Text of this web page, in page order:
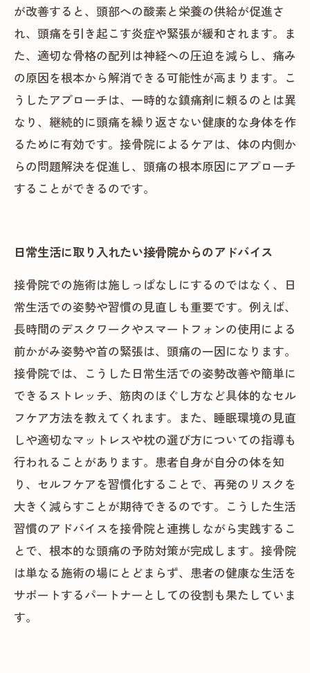
が改善すると、頭部への酸素と栄養の供給が促進さ
れ、頭痛を引き起こす炎症や緊張が緩和されます。ま
た、適切な骨格の配列は神経への圧迫を減らし、痛み
の原因を根本から解消できる可能性が高まります。こ
うしたアプローチは、一時的な鎮痛剤に頼るのとは異
なり、継続的に頭痛を繰り返さない健康的な身体を作
るために有効です。接骨院によるケアは、体の内側か
らの問題解決を促進し、頭痛の根本原因にアプローチ
することができるのです。
日常生活に取り入れたい接骨院からのアドバイス
接骨院での施術は施しっぱなしにするのではなく、日
常生活での姿勢や習慣の見直しも重要です。例えば、
長時間のデスクワークやスマートフォンの使用による
前かがみ姿勢や首の緊張は、頭痛の一因になります。
接骨院では、こうした日常生活での姿勢改善や簡単に
できるストレッチ、筋肉のほぐし方など具体的なセル
フケア方法を教えてくれます。また、睡眠環境の見直
しや適切なマットレスや枕の選び方についての指導も
行われることがあります。患者自身が自分の体を知
り、セルフケアを習慣化することで、再発のリスクを
大きく減らすことが期待できるのです。こうした生活
習慣のアドバイスを接骨院と連携しながら実践するこ
とで、根本的な頭痛の予防対策が完成します。接骨院
は単なる施術の場にとどまらず、患者の健康な生活を
サポートするパートナーとしての役割も果たしていま
す。